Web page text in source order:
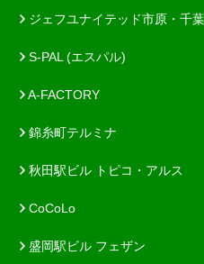
ジェフユナイテッド市原・千葉
S-PAL (エスパル)
A-FACTORY
錦糸町テルミナ
秋田駅ビル トピコ・アルス
CoCoLo
盛岡駅ビル フェザン